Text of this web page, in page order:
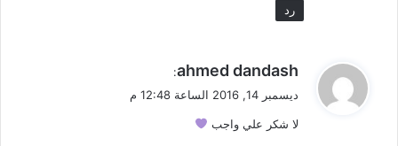
رد
ي
ل
ahmed dandash
:
ديسمبر 14, 2016 الساعة 12:48 م
لا شكر علي واجب